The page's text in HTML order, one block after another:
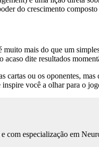
do crescimento
muito mais do que um
dite resultados
ou os oponentes,
você a olhar para o
com especialização em